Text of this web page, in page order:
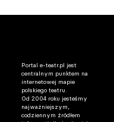
Portal e-teatr.pl jest
centralnym punktem na
internetowej mapie
polskiego teatru.
Od 2004 roku jesteśmy
najważniejszym,
codziennym źródłem